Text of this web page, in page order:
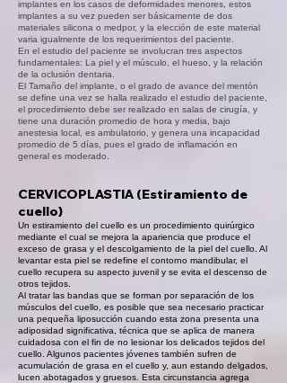
implantes en los casos de deformidades menores, estos
implantes a su vez pueden ser básicamente de dos
materiales silicona o medpor, y la elección de este material
varia igualmente de los requerimientos del paciente.
En el estudio del paciente se involucran tres aspectos
fundamentales: La piel y el músculo, el hueso, y la relación
de la oclusión dentaria.
El Tamaño del implante, o el grado de avance del mentón
se define una vez se halla realizado el estudio del paciente,
el procedimiento debe ser realizado en salas de cirugía, y
tiene una duración promedio de hora y media, bajo
anestesia local, es ambulatorio, y genera una incapacidad
promedio de 5 días, pues el grado de inflamación en
general es moderado.
CERVICOPLASTIA (Estiramiento de
cuello)
Un estiramiento del cuello es un procedimiento quirúrgico
mediante el cual se mejora la apariencia que produce el
exceso de grasa y el descolgamiento de la piel del cuello. Al
levantar esta piel se redefine el contorno mandibular, el
cuello recupera su aspecto juvenil y se evita el descenso de
otros tejidos.
Al tratar las bandas que se forman por separación de los
músculos del cuello, es posible que sea necesario practicar
una pequeña liposucción cuando esta zona presenta una
adiposidad significativa, técnica que se aplica de manera
cuidadosa con el fin de no lesionar los delicados tejidos del
cuello. Algunos pacientes jóvenes también sufren de
acumulación de grasa en el cuello y, aun estando delgados,
lucen abotagados y gruesos. Esta circunstancia agrega